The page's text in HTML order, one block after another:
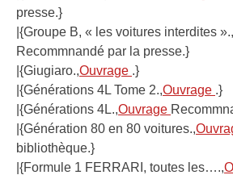
presse.}
|{Groupe B, « les voitures interdites ».,
Recommnandé par la presse.}
|{Giugiaro.,Ouvrage .}
|{Générations 4L Tome 2.,Ouvrage .}
|{Générations 4L.,Ouvrage
|{Génération 80 en 80 voitures.,
bibliothèque.}
|{Formule 1 FERRARI, toutes les….,